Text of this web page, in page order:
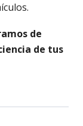
de
de tus